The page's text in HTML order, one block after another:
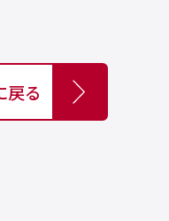
戻る